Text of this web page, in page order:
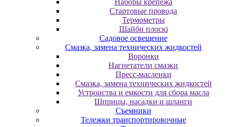
Наборы крепежа
Стартовые провода
Термометры
Шайби плоскі
Садовое освещение
Смазка, замена технических жидкостей
Воронки
Нагнетатели смазки
Пресс-масленки
Смазка, замена технических жидкостей
Устроиства и емкости для сбора масла
Шприцы, насадки и шланги
Съемники
Тележки транспортировочные